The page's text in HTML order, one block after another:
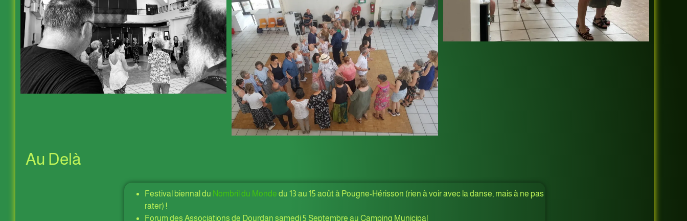
Au Delà
Festival biennal du Nombril du Monde du 13 au 15 août à Pougne-Hérisson (rien à voir avec la danse, mais à ne pas
rater) !
Forum des Associations de Dourdan samedi 5 Septembre au Camping Municipal